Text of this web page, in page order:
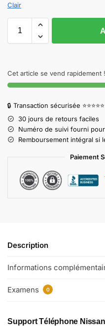
Clair
Cet article se vend rapidement !
🔒 Transaction sécurisée ⭐⭐⭐⭐⭐
30 jours de retours faciles
Numéro de suivi fourni
Remboursement intégral si
Paiement
Description
Informations
Examens 0
Support Téléphone